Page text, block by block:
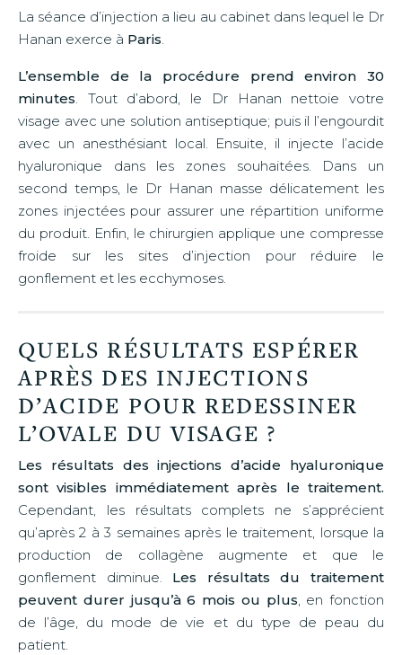
La séance d’injection a lieu au cabinet dans lequel le Dr
Hanan exerce à Paris
L’ensemble de la procédure prend environ 30
minutes . Tout d’abord, le Dr Hanan nettoie votre
visage avec une solution antiseptique; puis il l’engourdit
avec un anesthésiant local. Ensuite, il injecte l’acide
hyaluronique dans les zones souhaitées. Dans un
second temps, le Dr Hanan masse délicatement les
zones injectées pour assurer une répartition uniforme
du produit. Enfin, le chirurgien applique une compresse
froide sur les sites d’injection pour réduire le
gonflement et les ecchymoses.
QUELS RÉSULTATS ESPÉRER
APRÈS DES INJECTIONS
D’ACIDE POUR REDESSINER
L’OVALE DU VISAGE ?
Les résultats des injections d’acide hyaluronique
sont visibles immédiatement après le traitement.
Cependant, les résultats complets ne s’apprécient
qu’après 2 à 3 semaines après le traitement, lorsque la
production de collagène augmente et que le
gonflement diminue. Les résultats du traitement
peuvent durer jusqu’à 6 mois ou plus , en fonction
de l’âge, du mode de vie et du type de peau du
patient.